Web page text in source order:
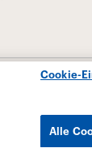
Cookie-
Alle